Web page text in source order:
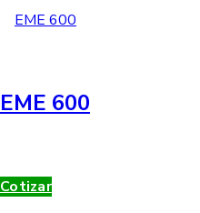
EME 600
Cotizar